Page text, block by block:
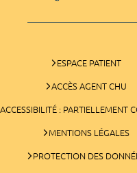
ESPACE PATIENT
ACCÈS AGENT CHU
ACCESSIBILITÉ : PARTIELLEMENT
MENTIONS LÉGALES
PROTECTION DES